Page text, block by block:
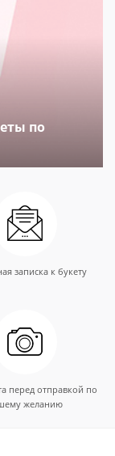
по
записка к букету
перед отправкой по
желанию